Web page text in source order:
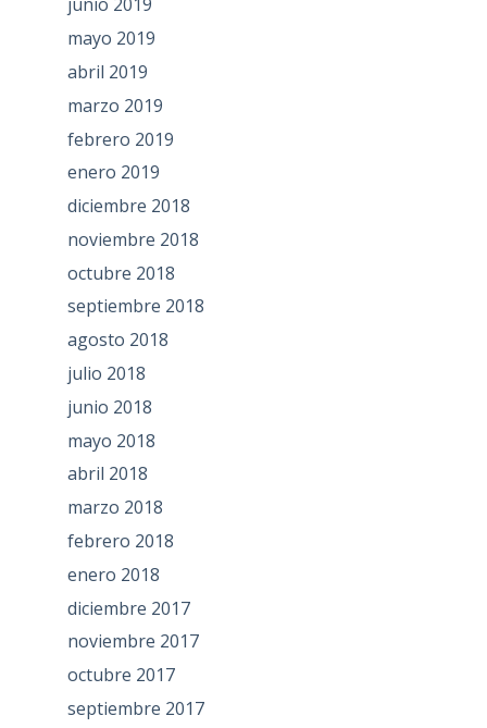
mayo 2019
abril 2019
marzo 2019
febrero 2019
enero 2019
diciembre 2018
noviembre 2018
octubre 2018
septiembre 2018
agosto 2018
julio 2018
junio 2018
mayo 2018
abril 2018
marzo 2018
febrero 2018
enero 2018
diciembre 2017
noviembre 2017
octubre 2017
septiembre 2017